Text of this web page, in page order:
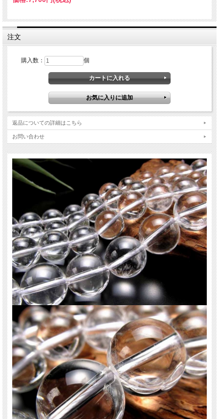
天然サシ入り水晶【クリスタル】
商品説明
※こちらは天然の水晶らしさを感じられるサシの入った天然水晶の商品ページで
す。透明度の高い天然水晶をお買い求めの方は「超透明4A」と書かれた商品ペー
ジよりお買い求めください。
天然水晶 クリスタル
水晶は世界中の人に愛され、伝統的に使われてきた、パワーストーンを語る上で
欠かせない石です。
クセが少なく、持つ人や組み合わせる石を選ばないので、パワーストーン初心者
の方にも扱いやすい石です！
す。
【意味合い云われ・伝承等】
全てを清め浄化する
魔除け・厄除け
潜在的な能力やパワーを高める
ご注意事項
※天然石ですので細かなカケや凹み、歪な部分やクラックなどがある場合があり
ます。
※天然石商品には色みに個体差があります。また出来る限り自然な色みになるよ
う撮影を心がけておりますが、お使いのディスプレイ環境によって表示される色
みに差が出る場合があります。ご了承下さい。
※連商品は一連状態での仕入れとなっておりますので、歪な珠が含まれているこ
とがあります。
※連商品は一連に付き、最大で3珠ほど仕様の異なる珠が混ざっていることがあ
ります。ビーズ石の製造上の仕様ですのでご了承下さい。
※サイズは目安です。細かな誤差が出る場合があります。
関連キーワード
天然石 パワーストーン 海外直輸入 バイヤー厳選 プレゼント ギフト メンズ レデ
ィース 卸し 卸価格 実店舗 ハンドメイド サイズ直し コムローズ comrose
サイズ違い
注文
購入数： 個
返品についての詳細はこちら
お問い合わせ